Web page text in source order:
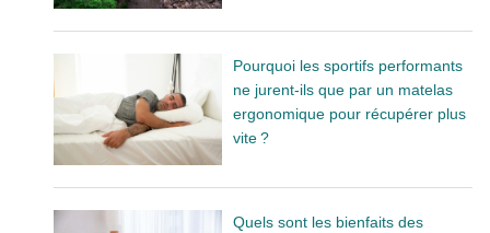
Pourquoi les sportifs performants
ne jurent-ils que par un matelas
ergonomique pour récupérer plus
vite ?
Quels sont les bienfaits des